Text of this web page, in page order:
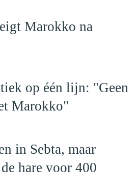
Marokko na
op één lijn: "Geen
Marokko"
in Sebta, maar
hare voor 400